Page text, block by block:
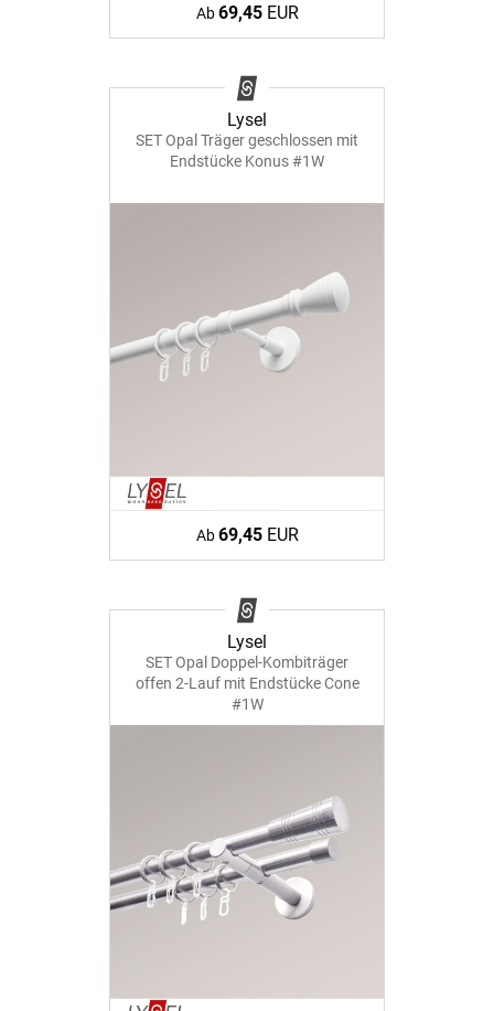
Ab69,45EUR
Lysel
SET Opal Träger geschlossen mit
Endstücke Konus #1W
Ab69,45EUR
Lysel
SET Opal Doppel-Kombiträger
offen 2-Lauf mit Endstücke Cone
#1W